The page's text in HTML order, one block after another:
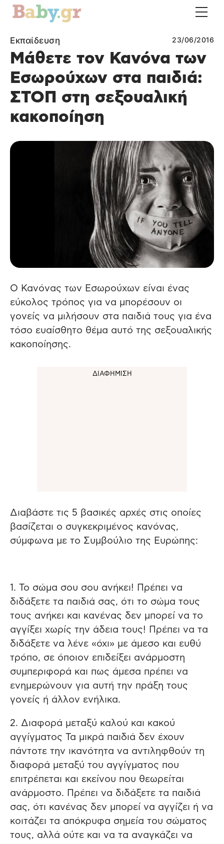
Εκπαίδευση 23/06/2016
Μάθετε τον Κανόνα των
Εσωρούχων στα παιδιά:
ΣΤΟΠ στη σεξουαλική
κακοποίηση
Ο Κανόνας των Εσωρούχων είναι ένας
εύκολος τρόπος για να μπορέσουν οι
γονείς να μιλήσουν στα παιδιά τους για ένα
τόσο ευαίσθητο θέμα αυτό της σεξουαλικής
κακοποίησης.
Διαβάστε τις 5 βασικές αρχές στις οποίες
βασίζεται ο συγκεκριμένος κανόνας,
σύμφωνα με το Συμβούλιο της Ευρώπης:
1. Το σώμα σου σου ανήκει! Πρέπει να
διδάξετε τα παιδιά σας, ότι το σώμα τους
τους ανήκει και κανένας δεν μπορεί να το
αγγίξει χωρίς την άδεια τους! Πρέπει να τα
διδάξετε να λένε «όχι» με άμεσο και ευθύ
τρόπο, σε όποιον επιδείξει ανάρμοστη
συμπεριφορά και πως άμεσα πρέπει να
ενημερώνουν για αυτή την πράξη τους
γονείς ή άλλον ενήλικα.
2. Διαφορά μεταξύ καλού και κακού
αγγίγματος Τα μικρά παιδιά δεν έχουν
πάντοτε την ικανότητα να αντιληφθούν τη
διαφορά μεταξύ του αγγίγματος που
επιτρέπεται και εκείνου που θεωρείται
ανάρμοστο. Πρέπει να διδάξετε τα παιδιά
σας, ότι κανένας δεν μπορεί να αγγίζει ή να
κοιτάζει τα απόκρυφα σημεία του σώματος
τους, αλλά ούτε και να τα αναγκάζει να